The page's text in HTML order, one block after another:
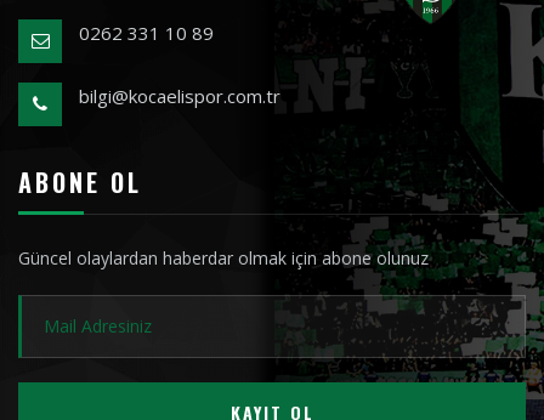
0262 331 10 89
bilgi@kocaelispor.com.tr
ABONE OL
Güncel olaylardan haberdar olmak için abone olunuz
KAYIT OL